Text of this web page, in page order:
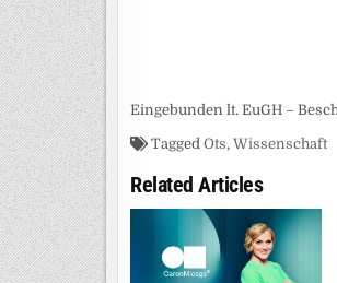
Eingebunden lt. EuGH –
Tagged Ots, Wissenschaft
Related Articles